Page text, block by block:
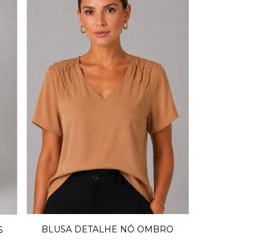
BLUSA DETALHE NÓ OMBRO